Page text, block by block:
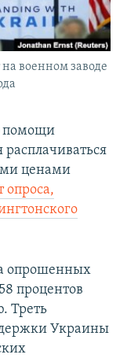
военном заводе
помощи
ценами
опроса,
опрошенных
процентов
Треть
Украины